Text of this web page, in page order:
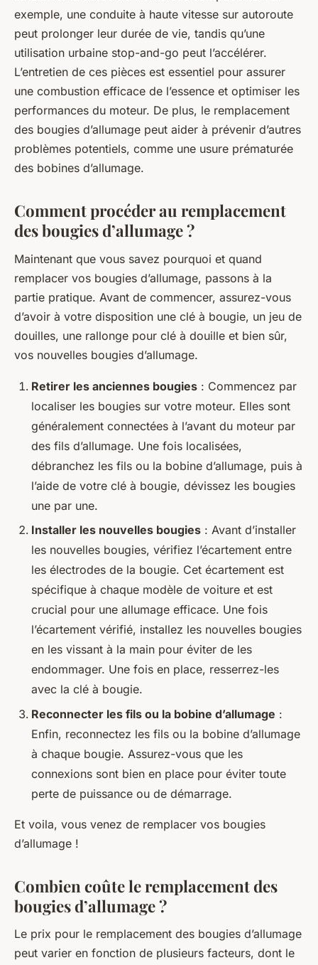
exemple, une conduite à haute vitesse sur autoroute
peut prolonger leur durée de vie, tandis qu’une
utilisation urbaine stop-and-go peut l’accélérer.
L’entretien de ces pièces est essentiel pour assurer
une combustion efficace de l’essence et optimiser les
performances du moteur. De plus, le remplacement
des bougies d’allumage peut aider à prévenir d’autres
problèmes potentiels, comme une usure prématurée
des bobines d’allumage.
Comment procéder au remplacement
des bougies d’allumage ?
Maintenant que vous savez pourquoi et quand
remplacer vos bougies d’allumage, passons à la
partie pratique. Avant de commencer, assurez-vous
d’avoir à votre disposition une clé à bougie, un jeu de
douilles, une rallonge pour clé à douille et bien sûr,
vos nouvelles bougies d’allumage.
Retirer les anciennes bougies : Commencez par
localiser les bougies sur votre moteur. Elles sont
généralement connectées à l’avant du moteur par
des fils d’allumage. Une fois localisées,
débranchez les fils ou la bobine d’allumage, puis à
l’aide de votre clé à bougie, dévissez les bougies
une par une.
Installer les nouvelles bougies : Avant d’installer
les nouvelles bougies, vérifiez l’écartement entre
les électrodes de la bougie. Cet écartement est
spécifique à chaque modèle de voiture et est
crucial pour une allumage efficace. Une fois
l’écartement vérifié, installez les nouvelles bougies
en les vissant à la main pour éviter de les
endommager. Une fois en place, resserrez-les
avec la clé à bougie.
Reconnecter les fils ou la bobine d’allumage :
Enfin, reconnectez les fils ou la bobine d’allumage
à chaque bougie. Assurez-vous que les
connexions sont bien en place pour éviter toute
perte de puissance ou de démarrage.
Et voila, vous venez de remplacer vos bougies
d’allumage !
Combien coûte le remplacement des
bougies d’allumage ?
Le prix pour le remplacement des bougies d’allumage
peut varier en fonction de plusieurs facteurs, dont le